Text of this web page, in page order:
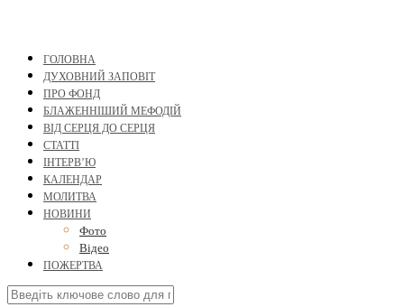
ГОЛОВНА
ДУХОВНИЙ ЗАПОВІТ
ПРО ФОНД
БЛАЖЕННІШИЙ МЕФОДІЙ
ВІД СЕРЦЯ ДО СЕРЦЯ
СТАТТІ
ІНТЕРВ’Ю
КАЛЕНДАР
МОЛИТВА
НОВИНИ
Фото
Відео
ПОЖЕРТВА